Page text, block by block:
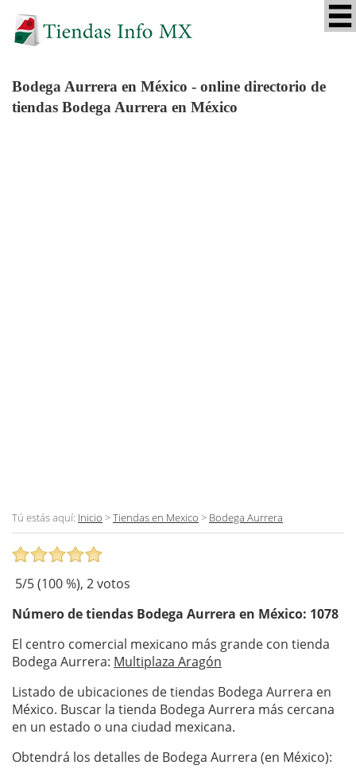
Bodega Aurrera en México - online directorio de
tiendas Bodega Aurrera en México
Tú estás aquí: Inicio >Tiendas en Mexico > Bodega Aurrera
5/5 (100%), 2votos
Número de tiendas Bodega Aurrera en México: 1078
El centro comercial mexicano más grande con tienda
Bodega Aurrera: Multiplaza Aragón
Listado de ubicaciones de tiendas Bodega Aurrera en
México. Buscar la tienda Bodega Aurrera más cercana
en un estado o una ciudad mexicana.
Obtendrá los detalles de Bodega Aurrera (en México):